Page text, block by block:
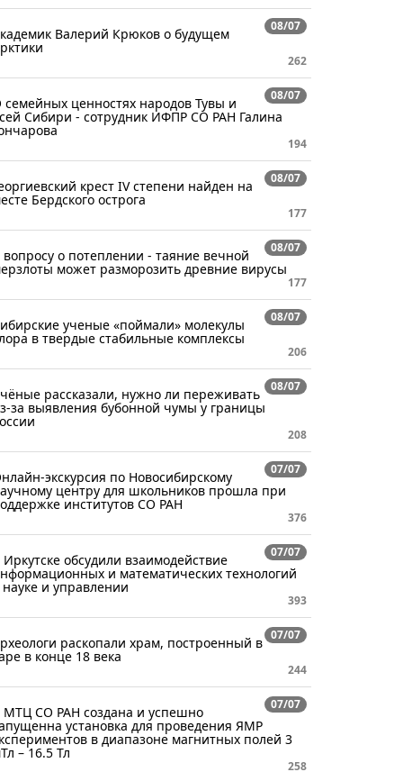
08/07
Валерий Крюков о будущем
262
08/07
семейных ценностях народов Тувы и
Сибири - сотрудник ИФПР СО РАН Галина
194
08/07
крест IV степени найден на
Бердского острога
177
08/07
вопросу о потеплении - таяние вечной
может разморозить древние вирусы
177
08/07
ученые «поймали» молекулы
в твердые стабильные комплексы
206
08/07
рассказали, нужно ли переживать
за выявления бубонной чумы у границы
208
07/07
экскурсия по Новосибирскому
центру для школьников прошла при
институтов СО РАН
376
07/07
обсудили взаимодействие
и математических технологий
науке и управлении
393
07/07
раскопали храм, построенный в
в конце 18 века
244
07/07
МТЦ СО РАН создана и успешно
установка для проведения ЯМР
в диапазоне магнитных полей 3
– 16.5 Тл
258